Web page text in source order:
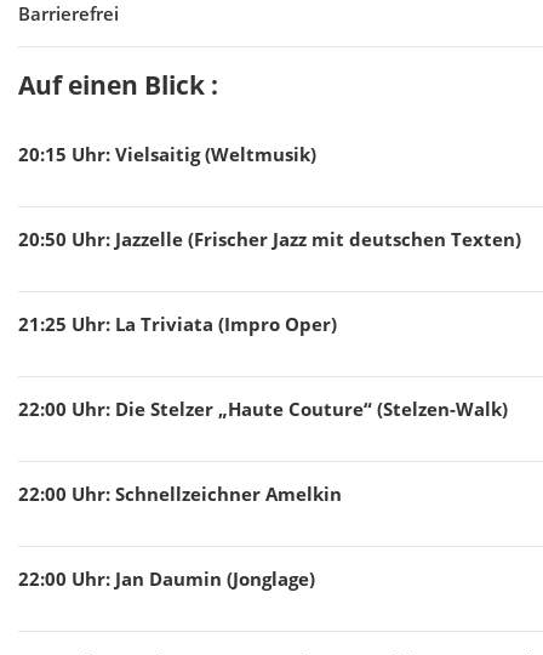
Barrierefrei
Auf einen Blick :
20:15 Uhr: Vielsaitig (Weltmusik)
20:50 Uhr: Jazzelle (Frischer Jazz mit deutschen Texten)
21:25 Uhr: La Triviata (Impro Oper)
22:00 Uhr: Die Stelzer „Haute Couture“ (Stelzen-Walk)
22:00 Uhr: Schnellzeichner Amelkin
22:00 Uhr: Jan Daumin (Jonglage)